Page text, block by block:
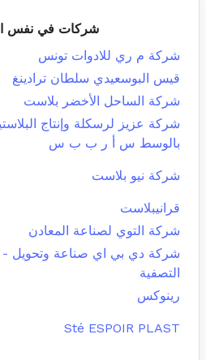
شركات في نفس
شركة م ري للادوات تونس
قيس البوسعيدي سلطان ترادينغ
شركة الساحل الأخضر بلاست
شركة عزيز لرسكلة وإنتاج
بالوسط س أ ر ب ب س
شركة نيو بلاست
قرانيبلاست
شركة التوي لصناعة المعادن
شركة دي بي اي صناعة وتحويل
التصفية
رينوكس
Sté ESPOIR PLAST